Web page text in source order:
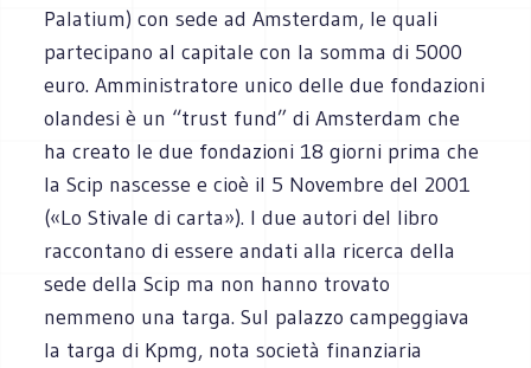
Palatium) con sede ad Amsterdam, le quali
partecipano al capitale con la somma di 5000
euro. Amministratore unico delle due fondazioni
olandesi è un “trust fund” di Amsterdam che
ha creato le due fondazioni 18 giorni prima che
la Scip nascesse e cioè il 5 Novembre del 2001
(«Lo Stivale di carta»). I due autori del libro
raccontano di essere andati alla ricerca della
sede della Scip ma non hanno trovato
nemmeno una targa. Sul palazzo campeggiava
la targa di Kpmg, nota società finanziaria